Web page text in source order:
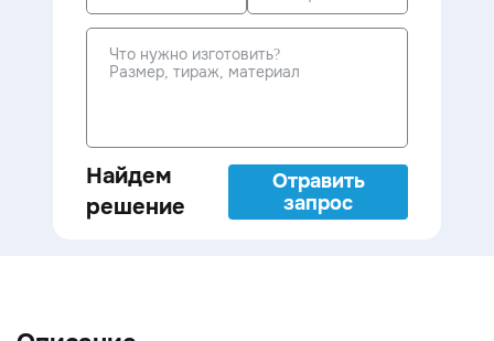
Найдем
решение
Отравить
запрос